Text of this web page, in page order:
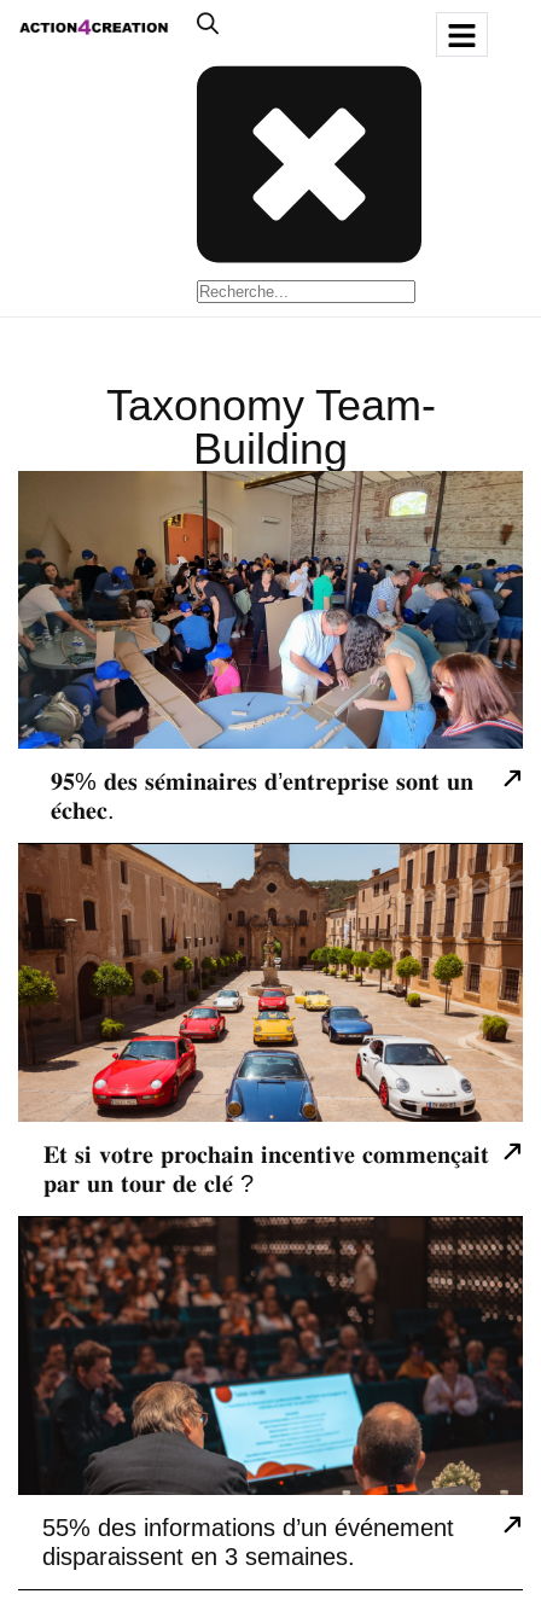
Taxonomy Team-
Building
𝟗𝟓% 𝐝𝐞𝐬 𝐬𝐞́𝐦𝐢𝐧𝐚𝐢𝐫𝐞𝐬 𝐝’𝐞𝐧𝐭𝐫𝐞𝐩𝐫𝐢𝐬𝐞 𝐬𝐨𝐧𝐭 𝐮𝐧
𝐞́𝐜𝐡𝐞𝐜.
𝐄𝐭 𝐬𝐢 𝐯𝐨𝐭𝐫𝐞 𝐩𝐫𝐨𝐜𝐡𝐚𝐢𝐧 𝐢𝐧𝐜𝐞𝐧𝐭𝐢𝐯𝐞 𝐜𝐨𝐦𝐦𝐞𝐧𝐜̧𝐚𝐢𝐭
𝐩𝐚𝐫 𝐮𝐧 𝐭𝐨𝐮𝐫 𝐝𝐞 𝐜𝐥𝐞́ ?
55% des informations d’un événement
disparaissent en 3 semaines.